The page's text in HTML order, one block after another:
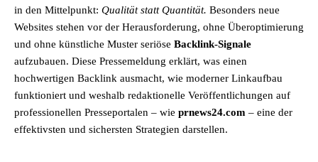
in den Mittelpunkt: Qualität statt Quantität. Besonders neue
Websites stehen vor der Herausforderung, ohne Überoptimierung
und ohne künstliche Muster seriöse Backlink-Signale
aufzubauen. Diese Pressemeldung erklärt, was einen
hochwertigen Backlink ausmacht, wie moderner Linkaufbau
funktioniert und weshalb redaktionelle Veröffentlichungen auf
professionellen Presseportalen – wie prnews24.com – eine der
effektivsten und sichersten Strategien darstellen.